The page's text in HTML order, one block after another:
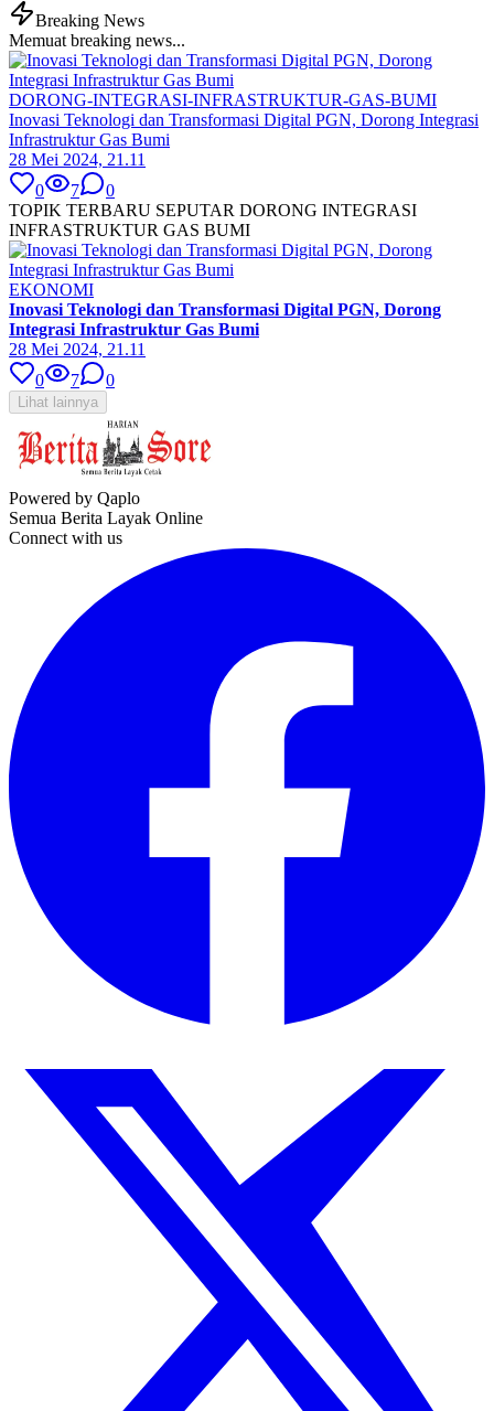
Breaking News
Memuat breaking news...
DORONG-INTEGRASI-INFRASTRUKTUR-GAS-BUMI
Inovasi Teknologi dan Transformasi Digital PGN, Dorong Integrasi
Infrastruktur Gas Bumi
28 Mei 2024, 21.11
0
7
0
TOPIK TERBARU SEPUTAR DORONG INTEGRASI
INFRASTRUKTUR GAS BUMI
EKONOMI
Inovasi Teknologi dan Transformasi Digital PGN, Dorong
Integrasi Infrastruktur Gas Bumi
28 Mei 2024, 21.11
0
7 0
Lihat lainnya
Powered by Qaplo
Semua Berita Layak Online
Connect with us